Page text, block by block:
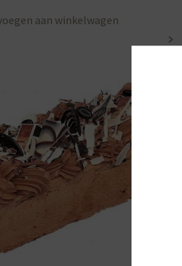
aan winkelwagen